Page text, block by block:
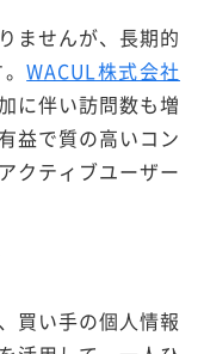
ませんが、長期的
。WACUL株式会社
に伴い訪問数も増
益で質の高いコン
クティブユーザー
買い手の個人情報